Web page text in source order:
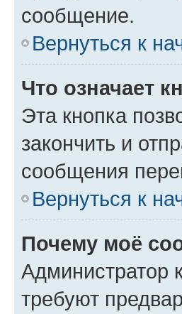
сообщение.
Вернуться к
Что означает
Эта кнопка
закончить и
сообщения
Вернуться к
Почему моё
Администратор
требуют